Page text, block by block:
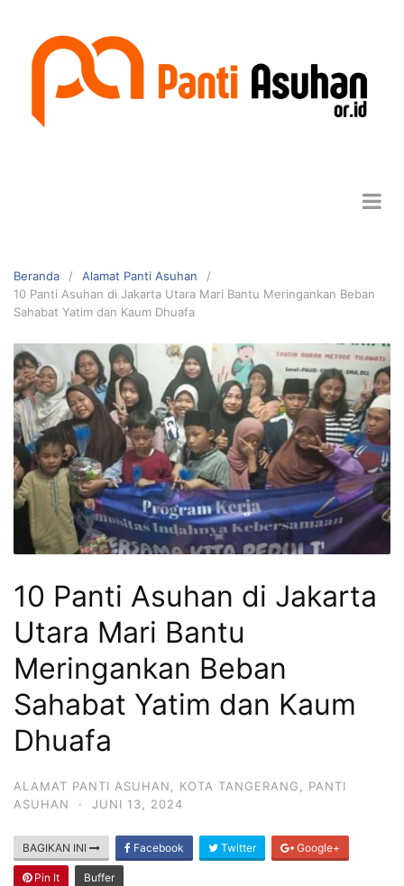
Beranda
Alamat Panti Asuhan
10 Panti Asuhan di Jakarta Utara Mari Bantu Meringankan Beban
Sahabat Yatim dan Kaum Dhuafa
10 Panti Asuhan di Jakarta
Utara Mari Bantu
Meringankan Beban
Sahabat Yatim dan Kaum
Dhuafa
ALAMAT PANTI ASUHAN KOTA TANGERANG
PANTI
ASUHAN
· JUNI 13, 2024
BAGIKAN INI Facebook Twitter Google+
Pin It Buffer